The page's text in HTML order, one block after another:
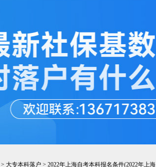
> 大专本科落户 > 2022年上海自考本科报名条件(2022年上